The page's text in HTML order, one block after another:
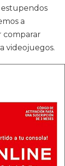
estupendos
a
comparar
videojuegos.